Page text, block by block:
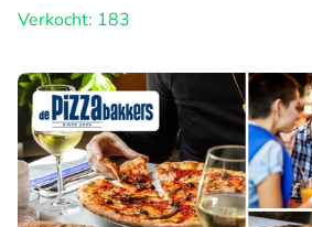
Verkocht: 183